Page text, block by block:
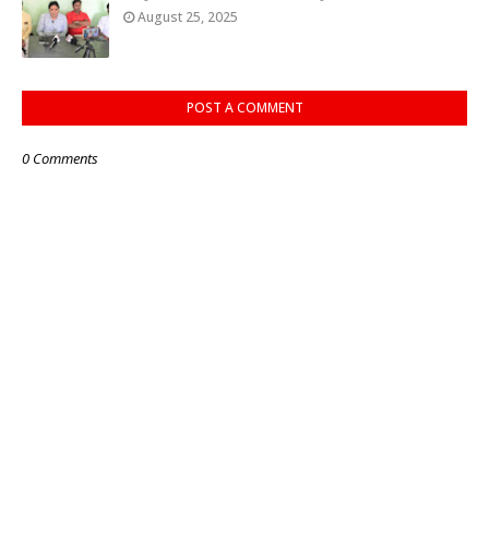
August 25, 2025
POST A COMMENT
0 Comments